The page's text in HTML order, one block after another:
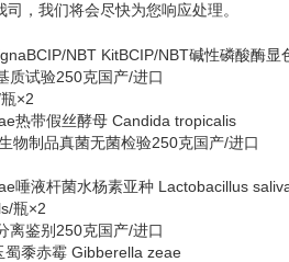
，我们将会尽快为您响应处理。
NBT KitBCIP/NBT碱性磷酸酶显
质试验250克国产/进口
×2
热带假丝酵母 Candida tropicalis
物制品真菌无菌检验250克国产/进口
唾液杆菌水杨素亚种 Lactobacillus
瓶×2
离鉴别 250克国产/进口
黍赤霉 Gibberella zeae